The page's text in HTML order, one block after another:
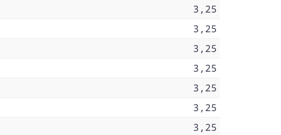
3,25
3,25
3,25
3,25
3,25
3,25
3,25